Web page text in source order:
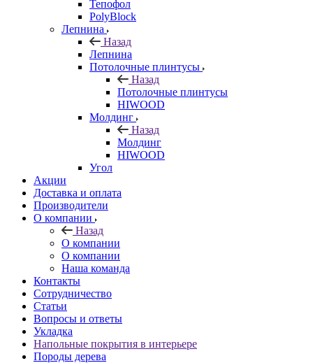
Тепофол
PolyBlock
Лепнина
Назад
Лепнина
Потолочные плинтусы
Назад
Потолочные плинтусы
HIWOOD
Молдинг
Назад
Молдинг
HIWOOD
Угол
Акции
Доставка и оплата
Производители
О компании
Назад
О компании
О компании
Наша команда
Контакты
Сотрудничество
Статьи
Вопросы и ответы
Укладка
Напольные покрытия в интерьере
Породы дерева